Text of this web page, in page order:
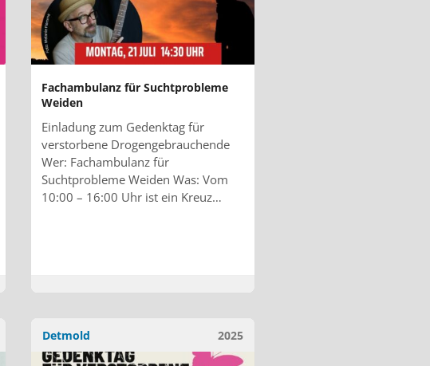
Fachambulanz für Suchtprobleme
Weiden
Einladung zum Gedenktag für
verstorbene Drogengebrauchende
Wer: Fachambulanz für
Suchtprobleme Weiden Was: Vom
10:00 – 16:00 Uhr ist ein Kreuz…
2025
Detmold